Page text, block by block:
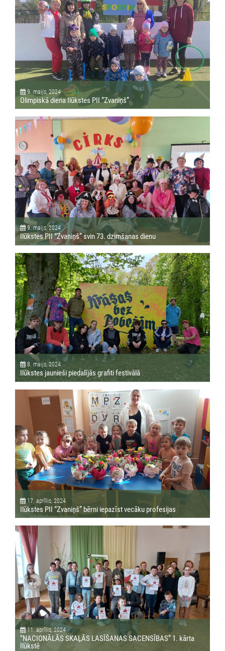
9. maijs, 2024
Olimpiskā diena Ilūkstes PII “Zvaniņš”
9. maijs, 2024
Ilūkstes PII “Zvaniņš” svin 73. dzimšanas dienu
8. maijs, 2024
Ilūkstes jaunieši piedalījās grafiti festivālā
17. aprīlis, 2024
Ilūkstes PII “Zvaniņš” bērni iepazīst vecāku profesijas
11. aprīlis, 2024
“NACIONĀLĀS SKAĻĀS LASĪŠANAS SACENSĪBAS” 1. kārta
Ilūkstē